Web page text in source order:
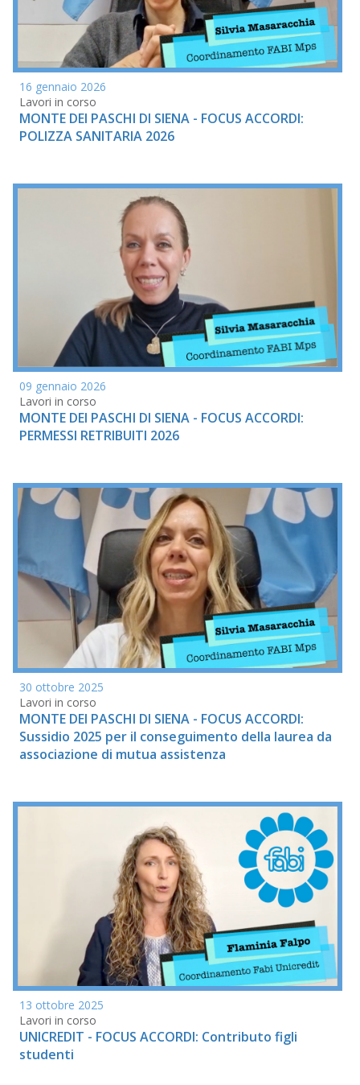
16 gennaio 2026
Lavori in corso
MONTE DEI PASCHI DI SIENA - FOCUS ACCORDI:
POLIZZA SANITARIA 2026
09 gennaio 2026
Lavori in corso
MONTE DEI PASCHI DI SIENA - FOCUS ACCORDI:
PERMESSI RETRIBUITI 2026
30 ottobre 2025
Lavori in corso
MONTE DEI PASCHI DI SIENA - FOCUS ACCORDI:
Sussidio 2025 per il conseguimento della laurea da
associazione di mutua assistenza
13 ottobre 2025
Lavori in corso
UNICREDIT - FOCUS ACCORDI: Contributo figli
studenti